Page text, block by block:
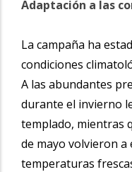
Adaptación a las
La campaña ha
condiciones
A las abundantes
durante el invierno
templado, mientras
de mayo volvieron a
temperaturas